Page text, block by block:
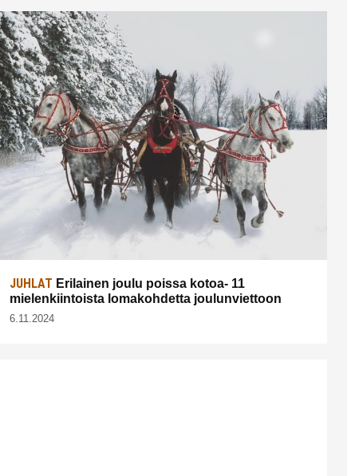
JUHLAT Erilainen joulu poissa kotoa- 11
mielenkiintoista lomakohdetta joulunviettoon
6.11.2024